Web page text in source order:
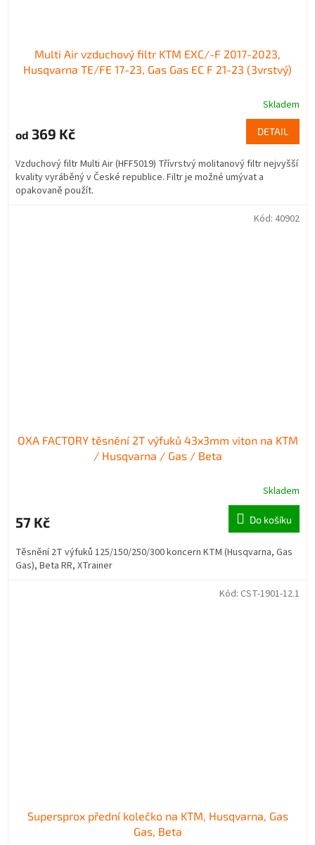
Multi Air vzduchový filtr KTM EXC/-F 2017-2023,
Husqvarna TE/FE 17-23, Gas Gas EC F 21-23 (3vrstvý)
Skladem
od 369 Kč DETAIL
Vzduchový filtr Multi Air (HFF5019) Třívrstvý molitanový filtr nejvyšší
kvality vyráběný v České republice. Filtr je možné umývat a
opakovaně použít.
OXA FACTORY těsnění 2T výfuků 43x3mm viton na KTM
/ Husqvarna / Gas / Beta
Skladem
57 Kč Do košíku
Těsnění 2T výfuků 125/150/250/300 koncern KTM (Husqvarna, Gas
Gas), Beta RR, XTrainer
Kód: 40902
Supersprox přední kolečko na KTM, Husqvarna, Gas
Gas, Beta
Kód: CST-1901-12.1